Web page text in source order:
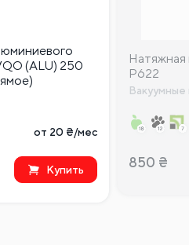
(ALU) 250
от 20 ₴/мес
Купить
Натяжная
P622
Вакуумные
850 ₴